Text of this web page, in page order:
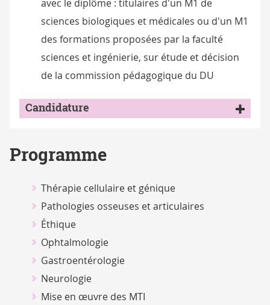
avec le diplôme : titulaires d'un M1 de
sciences biologiques et médicales ou d'un M1
des formations proposées par la faculté
sciences et ingénierie, sur étude et décision
de la commission pédagogique du DU
Candidature
Programme
Thérapie cellulaire et génique
Pathologies osseuses et articulaires
Éthique
Ophtalmologie
Gastroentérologie
Neurologie
Mise en œuvre des MTI